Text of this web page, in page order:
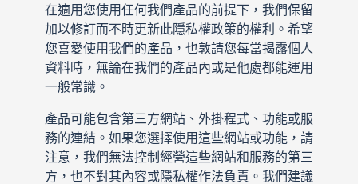
在適用您使用任何我們產品的前提下，我們保留
加以修訂而不時更新此隱私權政策的權利。希望
您喜愛使用我們的產品，也敦請您每當揭露個人
資料時，無論在我們的產品內或是他處都能運用
一般常識。
產品可能包含第三方網站、外掛程式、功能或服
務的連結。如果您選擇使用這些網站或功能，請
注意，我們無法控制經營這些網站和服務的第三
方，也不對其內容或隱私權作法負責。我們建議